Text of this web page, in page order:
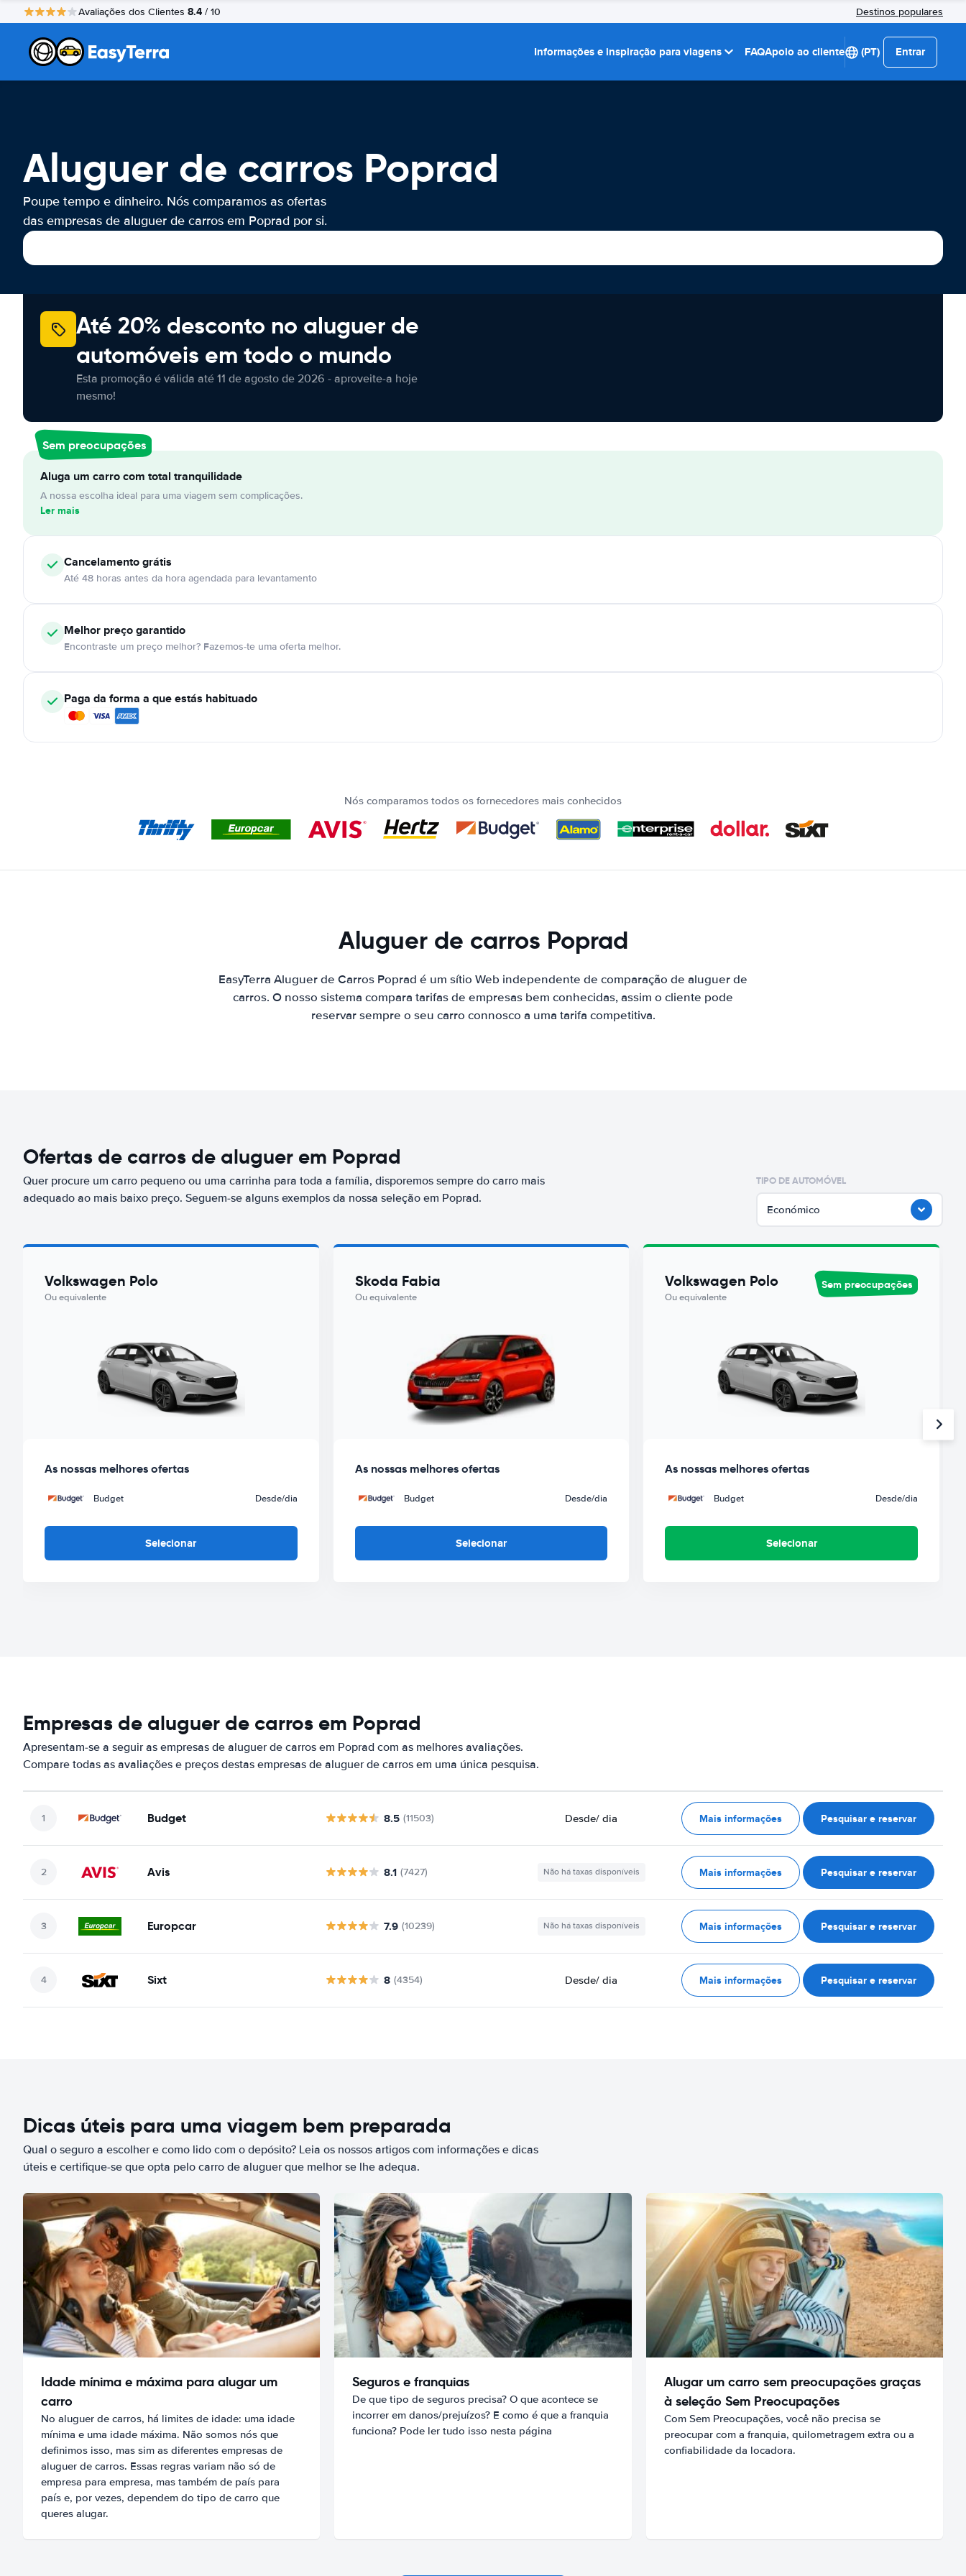
Avaliações dos Clientes 8.4 / 10 Destinos populares
Informações e inspiração para viagens FAQApoio ao cliente (PT) Entrar
Aluguer de carros Poprad
Poupe tempo e dinheiro. Nós comparamos as ofertas
das empresas de aluguer de carros em Poprad por si.
Até 20% desconto no aluguer de
automóveis em todo o mundo
Esta promoção é válida até 11 de agosto de 2026 - aproveite-a hoje
mesmo!
Sem preocupações
Aluga um carro com total tranquilidade
A nossa escolha ideal para uma viagem sem complicações.
Ler mais
Cancelamentográtis
Até 48 horas antes da hora agendada para levantamento
Melhor preço garantido
Encontraste um preço melhor? Fazemos-te uma oferta melhor.
Paga da forma a que estás habituado
Nós comparamos todos os fornecedores mais conhecidos
Aluguer de carros Poprad
EasyTerra Aluguer de Carros Poprad é um sítio Web independente de comparação de aluguer de
carros. O nosso sistema compara tarifas de empresas bem conhecidas, assim o cliente pode
reservar sempre o seu carro connosco a uma tarifa competitiva.
Ofertas de carros de aluguer em Poprad
Quer procure um carro pequeno ou uma carrinha para toda a família, disporemos sempre do carro mais
adequado ao mais baixo preço. Seguem-se alguns exemplos da nossa seleção em Poprad.
TIPO DE AUTOMÓVEL
Económico
Volkswagen Polo
Ou equivalente
As nossas melhores ofertas
Budget Desde/dia
Selecionar
Skoda Fabia
Ou equivalente
As nossas melhores ofertas
Budget Desde/dia
Selecionar
Volkswagen Polo
Ou equivalente
Sem preocupações
As nossas melhores ofertas
Budget Desde/dia
Selecionar
Empresas de aluguer de carros em Poprad
Apresentam-se a seguir as empresas de aluguer de carros em Poprad com as melhores avaliações.
Compare todas as avaliações e preços destas empresas de aluguer de carros em uma única pesquisa.
Budget 8.5 (11503) Desde/ dia Mais informações Pesquisar e reservar
Avis 8.1 (7427) Não há taxas disponíveis Mais informações Pesquisar e reservar
Europcar 7.9 (10239) Não há taxas disponíveis Mais informações Pesquisar e reservar
Sixt 8 (4354) Desde/ dia Mais informações Pesquisar e reservar
Dicas úteis para uma viagem bem preparada
Qual o seguro a escolher e como lido com o depósito? Leia os nossos artigos com informações e dicas
úteis e certifique-se que opta pelo carro de aluguer que melhor se lhe adequa.
Idade mínima e máxima para alugar um
carro
No aluguer de carros, há limites de idade: uma idade
mínima e uma idade máxima. Não somos nós que
definimos isso, mas sim as diferentes empresas de
aluguer de carros. Essas regras variam não só de
empresa para empresa, mas também de país para
país e, por vezes, dependem do tipo de carro que
queres alugar.
Seguros e franquias
De que tipo de seguros precisa? O que acontece se
incorrer em danos/prejuízos? E como é que a franquia
funciona? Pode ler tudo isso nesta página
Alugar um carro sem preocupações graças
à seleção Sem Preocupações
Com Sem Preocupações, você não precisa se
preocupar com a franquia, quilometragem extra ou a
confiabilidade da locadora.